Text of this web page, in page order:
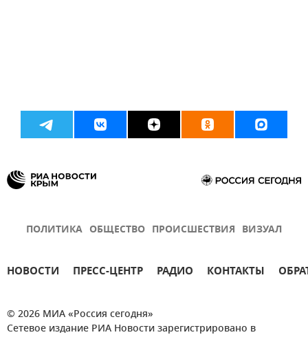
ПОЛИТИКА ОБЩЕСТВО ПРОИСШЕСТВИЯ ВИЗУАЛ
НОВОСТИ ПРЕСС-ЦЕНТР РАДИО КОНТАКТЫ
© 2026 МИА «Россия сегодня»
Сетевое издание РИА Новости зарегистрировано в